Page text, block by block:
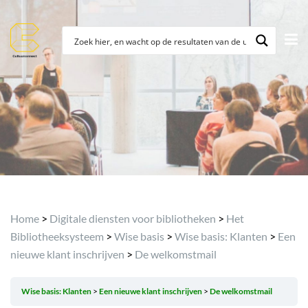
Archief
Home > Digitale diensten voor bibliotheken > Het
Bibliotheeksysteem > Wise basis > Wise basis: Klanten > Een
nieuwe klant inschrijven > De welkomstmail
Wise basis: Klanten Een nieuwe klant inschrijven De welkomstmail